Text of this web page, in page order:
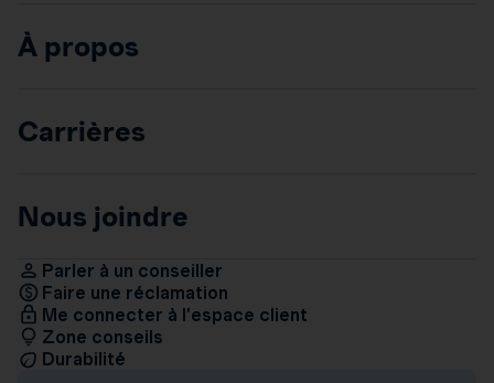
À propos
Carrières
Nous joindre
Parler à un conseiller
Faire une réclamation
Me connecter à l’espace client
Zone conseils
Durabilité